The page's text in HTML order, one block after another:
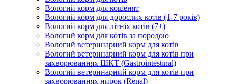
Вологий корм для кошенят
Вологий корм для дорослих котів (1-7 років)
Вологий корм для літніх котів (7+)
Вологий корм для котів за породою
Вологий ветеринарний корм для котів
Вологий ветеринарний корм для котів при
захворюваннях ШКТ (Gastrointestinal)
Вологий ветеринарний корм для котів при
захворюваннях нирок (Renal)